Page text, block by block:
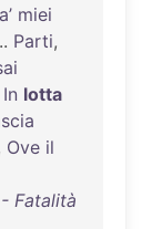
a’ miei
Parti,
In lotta
Ove il
Fatalità